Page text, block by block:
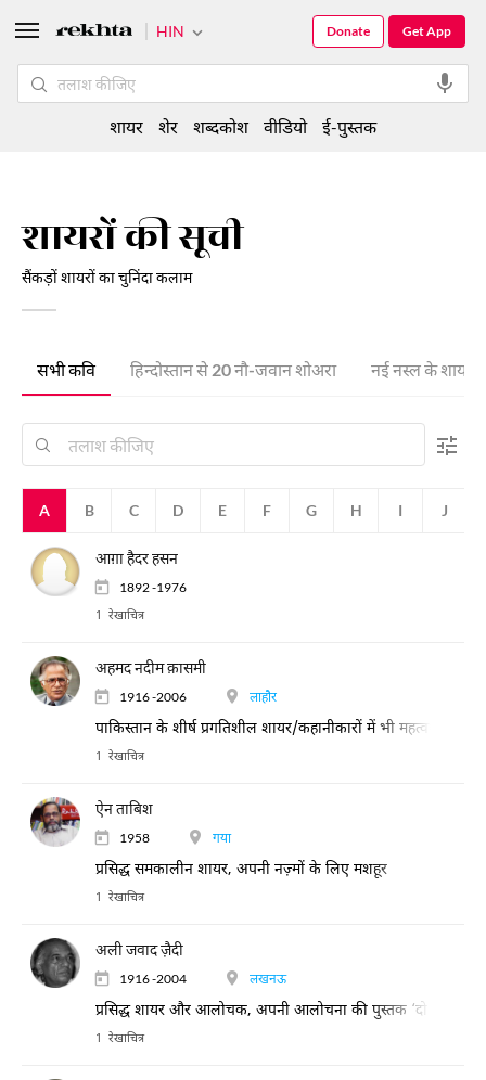
शायरों की सूची
सैंकड़ों शायरों का चुनिंदा कलाम
सभी कवि हिन्दोस्तान से 20 नौ-जवान शोअरा नई नस्ल के शायर
A B C D E F G H I J
आग़ा हैदर हसन
1892 -1976
1 रेखाचित्र
अहमद नदीम क़ासमी
1916 -2006 लाहौर
पाकिस्तान के शीर्ष प्रगतिशील शायर/कहानीकारों में भी महत्वपूर्ण
1 रेखाचित्र
ऐन ताबिश
1958 गया
प्रसिद्ध समकालीन शायर, अपनी नज़्मों के लिए मशहूर
1 रेखाचित्र
अली जवाद ज़ैदी
1916 -2004 लखनऊ
प्रसिद्ध शायर और आलोचक, अपनी आलोचना की पुस्तक ‘दो अदबी
1 रेखाचित्र
HIN Get App
Donate
शायर शेर शब्दकोश वीडियो ई-पुस्तक